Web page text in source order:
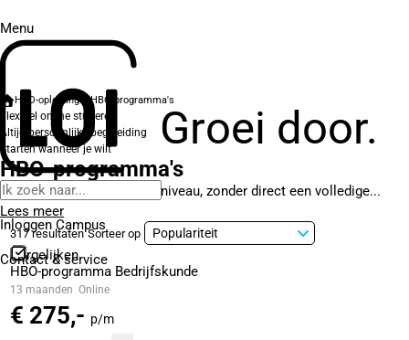
Menu
Groei door.
Inloggen Campus
Contact& service
HBO-opleidingenHBO-programma's
Flexibel online studeren
Altijd persoonlijke begeleiding
Starten wanneer je wilt
HBO-programma's
Wil je snel bijleren op hbo-niveau, zonder direct een volledige...
Lees meer
317 resultaten Sorteer op
Vergelijken
HBO-programma Bedrijfskunde
13 maanden Online
€ 275,- p/m